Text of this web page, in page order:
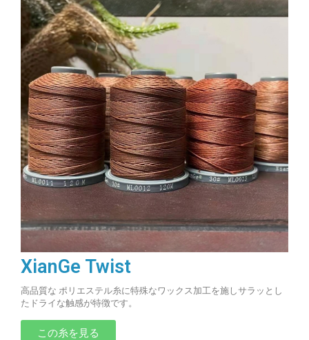
XianGe Twist
高品質な ポリエステル糸に特殊なワックス加工を施しサラッとし
たドライな触感が特徴です。
この糸を見る